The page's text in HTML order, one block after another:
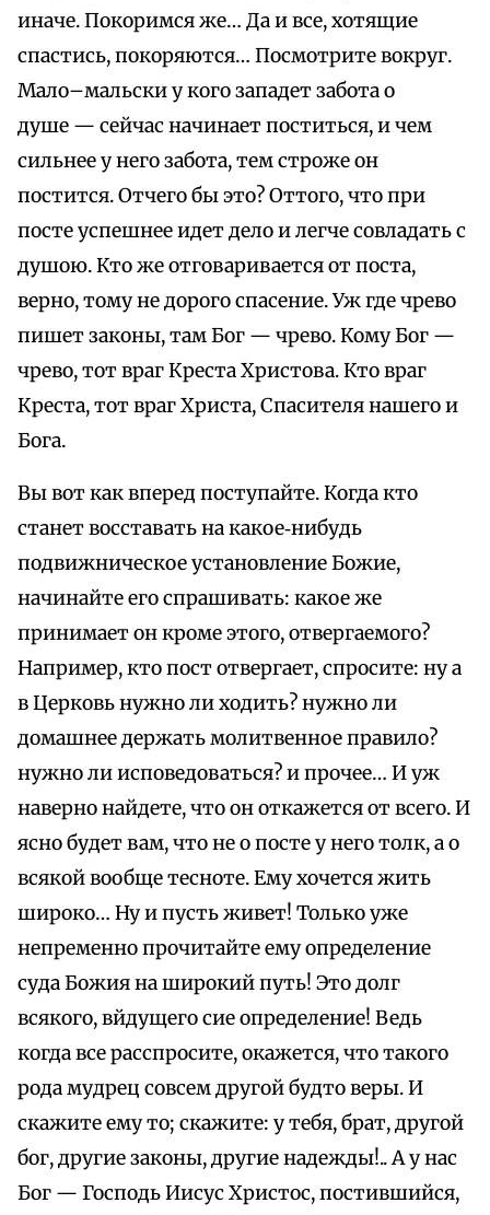
иначе. Покоримся же… Да и все, хотящие
спастись, покоряются… Посмотрите вокруг.
Мало–мальски у кого западет забота о
душе — сейчас начинает поститься, и чем
сильнее у него забота, тем строже он
постится. Отчего бы это? Оттого, что при
посте успешнее идет дело и легче совладать с
душою. Кто же отговаривается от поста,
верно, тому не дорого спасение. Уж где чрево
пишет законы, там Бог — чрево. Кому Бог —
чрево, тот враг Креста Христова. Кто враг
Креста, тот враг Христа, Спасителя нашего и
Бога.
Вы вот как вперед поступайте. Когда кто
станет восставать на какое‑нибудь
подвижническое установление Божие,
начинайте его спрашивать: какое же
принимает он кроме этого, отвергаемого?
Например, кто пост отвергает, спросите: ну а
в Церковь нужно ли ходить? нужно ли
домашнее держать молитвенное правило?
нужно ли исповедоваться? и прочее… И уж
наверно найдете, что он откажется от всего. И
ясно будет вам, что не о посте у него толк, а о
всякой вообще тесноте. Ему хочется жить
широко… Ну и пусть живет! Только уже
непременно прочитайте ему определение
суда Божия на широкий путь! Это долг
всякого, вйдущего сие определение! Ведь
когда все расспросите, окажется, что такого
рода мудрец совсем другой будто веры. И
скажите ему то; скажите: у тебя, брат, другой
бог, другие законы, другие надежды!.. А у нас
Бог — Господь Иисус Христос, постившийся,